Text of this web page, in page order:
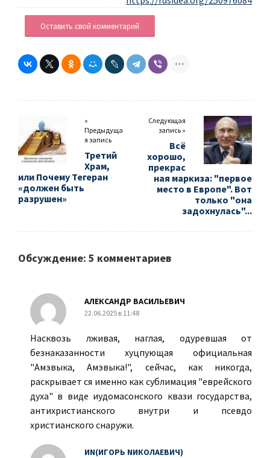
Оставить свой комментарий
«
Предыдуща
я запись
Третий
Храм,
или Почему Тегеран
«должен быть
разрушен»
Следующая
запись »
Всё
хорошо,
прекрас
ная маркиза: "первое
место в Европе". Вот
только "она
задохнулась"...
Обсуждение: 5 комментариев
АЛЕКСАНДР ВАСИЛЬЕВИЧ
22.06.2025 в 11:48
Насквозь лживая, наглая, одуревшая от
безнаказанности хуцпующая официальная
"Амэвыка, Амэвыка!", сейчас, как никогда,
раскрывает ся именно как сублимация "еврейского
духа" в виде иудомасонского квази государства,
антихристианского внутри и псевдо
христианского снаружи.
ИN(ИГОРЬ NИКОЛАЕВИЧ)